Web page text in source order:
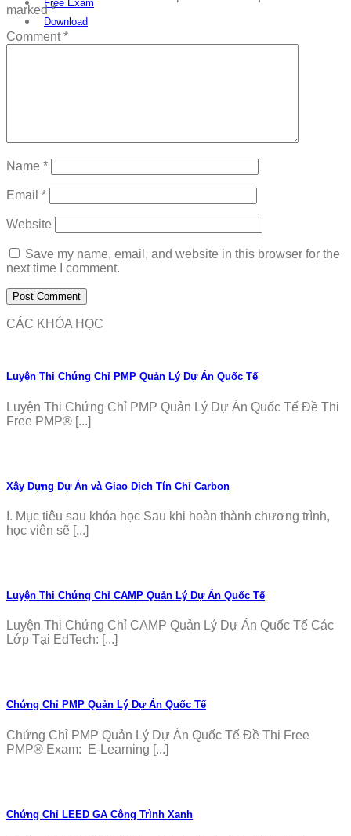
Free Exam
Download
marked*
Comment*
Name *
Email *
Website
Save my name, email, and website in this browser for the
next time I comment.
CÁC KHÓA HỌC
Luyện Thi Chứng Chỉ PMP Quản Lý Dự Án Quốc Tế
Luyện Thi Chứng Chỉ PMP Quản Lý Dự Án Quốc Tế Đề Thi
Free PMP® [...]
Xây Dựng Dự Án và Giao Dịch Tín Chỉ Carbon
I. Mục tiêu sau khóa học Sau khi hoàn thành chương trình,
học viên sẽ [...]
Luyện Thi Chứng Chỉ CAMP Quản Lý Dự Án Quốc Tế
Luyện Thi Chứng Chỉ CAMP Quản Lý Dự Án Quốc Tế Các
Lớp Tại EdTech: [...]
Chứng Chỉ PMP Quản Lý Dự Án Quốc Tế
Chứng Chỉ PMP Quản Lý Dự Án Quốc Tế Đề Thi Free
PMP® Exam: E-Learning [...]
Chứng Chỉ LEED GA Công Trình Xanh